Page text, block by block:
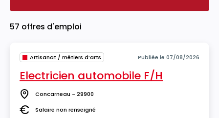
57 offres d'emploi
Artisanat / métiers d’arts Publiée le 07/08/2026
Electricien automobile F/H
Lieu Concarneau - 29900
SalaireSalaire non renseigné